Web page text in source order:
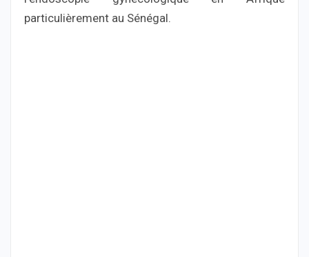
particulièrement au Sénégal.